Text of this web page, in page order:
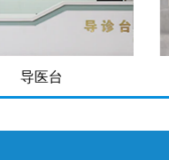
导医台